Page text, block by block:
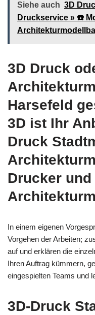
Siehe auch 3D
Druckservice » ☎️
3D Druck
Harsefeld
3D ist Ihr
Druck
Drucker
In einem eigenen
Vorgehen der Arbeiten;
auf und erklären die
Ihren Auftrag kümmern,
eingespielten Teams und
3D-Druck